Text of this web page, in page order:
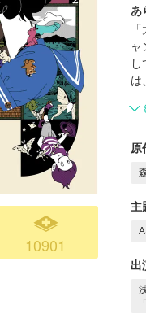
10901
あ
ャ
は
原
主
出